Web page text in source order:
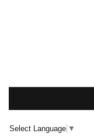
Select Language ▼